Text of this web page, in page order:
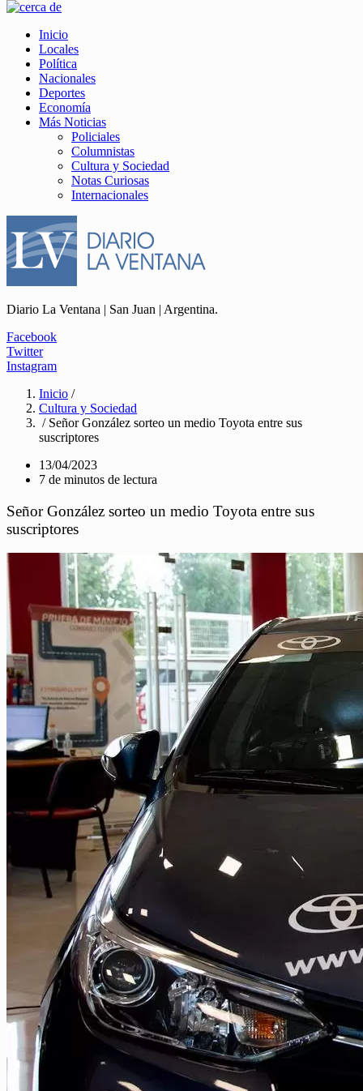
Inicio
Locales
Política
Nacionales
Deportes
Economía
Más Noticias
Policiales
Columnistas
Cultura y Sociedad
Notas Curiosas
Internacionales
Diario La Ventana | San Juan | Argentina.
Facebook
Twitter
Instagram
Inicio /
Cultura y Sociedad
/ Señor González sorteo un medio Toyota entre sus
suscriptores
13/04/2023
7 de minutos de lectura
Señor González sorteo un medio Toyota entre sus
suscriptores